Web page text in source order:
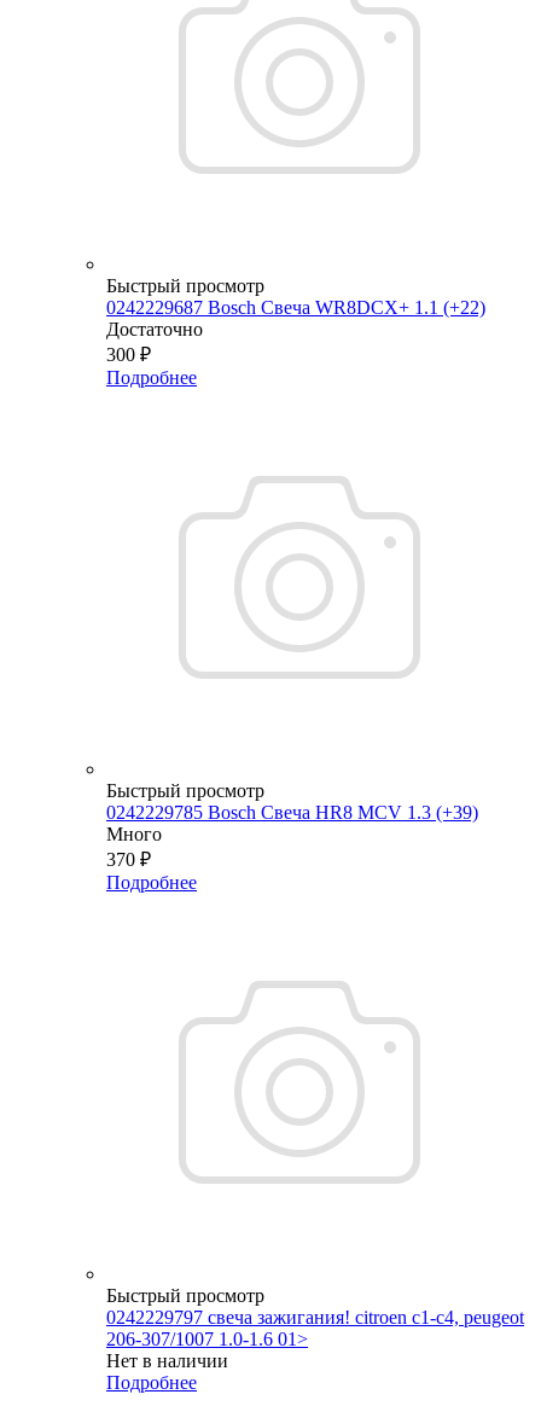
Быстрый просмотр
0242229687 Bosch Свеча WR8DCX+ 1.1 (+22)
Достаточно
300 ₽
Подробнее
Быстрый просмотр
0242229785 Bosch Свеча HR8 MCV 1.3 (+39)
Много
370 ₽
Подробнее
Быстрый просмотр
0242229797 свеча зажигания! citroen c1-c4, peugeot
206-307/1007 1.0-1.6 01>
Нет в наличии
Подробнее